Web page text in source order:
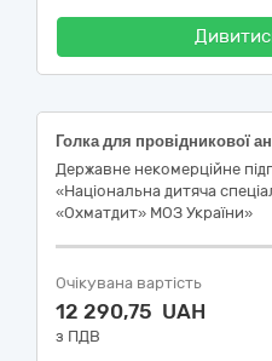
Державне некомерційне
«Національна дитяча
«Охматдит» МОЗ України»
Очікувана вартість
12 290,75 UAH
з ПДВ